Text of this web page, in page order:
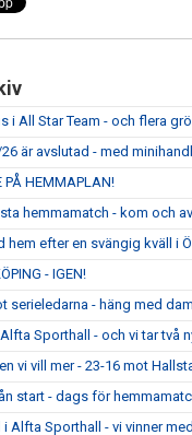
i All Star Team - och flera
är avslutad - med
PÅ HEMMAPLAN!
hemmamatch - kom och
hem efter en svängig kväll i
- IGEN!
serieledarna - häng med
Sporthall - och vi tar två
vi vill mer - 23-16 mot
start - dags för
Alfta Sporthall - vi vinner